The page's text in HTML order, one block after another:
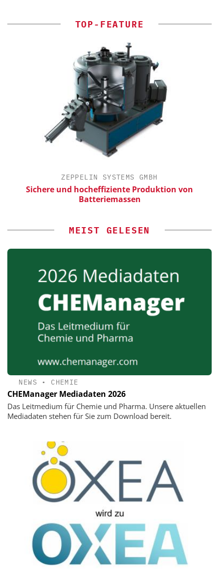
TOP-FEATURE
ZEPPELIN SYSTEMS GMBH
Sichere und hocheffiziente Produktion von
Batteriemassen
MEIST GELESEN
NEWS • CHEMIE
CHEManager Mediadaten 2026
Das Leitmedium für Chemie und Pharma. Unsere aktuellen
Mediadaten stehen für Sie zum Download bereit.